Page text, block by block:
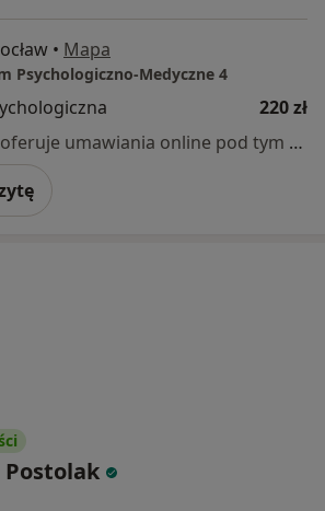
• Mapa
Psychologiczno-Medyczne 4
220 zł
Specjalista nie oferuje umawiania online pod tym adresem.